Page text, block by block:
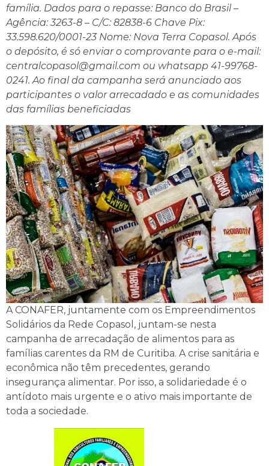
família. Dados para o repasse: Banco do Brasil –
Agência: 3263-8 – C/C: 82838-6 Chave Pix:
33.598.620/0001-23 Nome: Nova Terra Copasol. Após
o depósito, é só enviar o comprovante para o e-mail:
centralcopasol@gmail.com ou whatsapp 41-99768-
0241. Ao final da campanha será anunciado aos
participantes o valor arrecadado e as comunidades
das famílias beneficiadas
A CONAFER, juntamente com os Empreendimentos
Solidários da Rede Copasol, juntam-se nesta
campanha de arrecadação de alimentos para as
famílias carentes da RM de Curitiba. A crise sanitária e
econômica não têm precedentes, gerando
insegurança alimentar. Por isso, a solidariedade é o
antídoto mais urgente e o ativo mais importante de
toda a sociedade.